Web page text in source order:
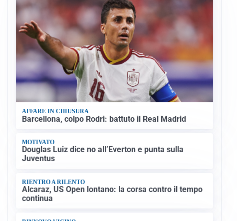
AFFARE IN CHIUSURA
Barcellona, colpo Rodri: battuto il Real Madrid
MOTIVATO
Douglas Luiz dice no all’Everton e punta sulla
Juventus
RIENTRO A RILENTO
Alcaraz, US Open lontano: la corsa contro il tempo
continua